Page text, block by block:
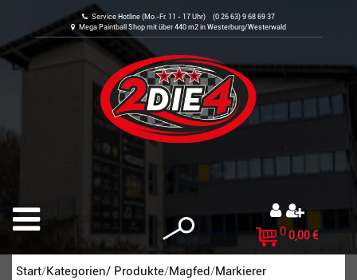
Service Hotline (Mo.-Fr. 11 - 17 Uhr) (0 26 63) 9 68 69 37
Mega Paintball Shop mit über 440 m2 in Westerburg/Westerwald
0 0,00 €
Start Kategorien/ Produkte Magfed Markierer